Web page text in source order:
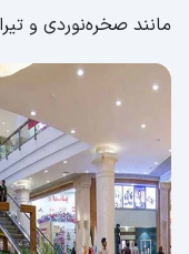
مانند صخره‌نوردی و